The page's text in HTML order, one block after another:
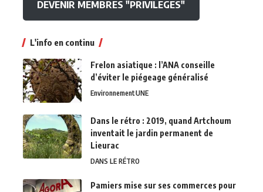
DEVENIR MEMBRES "PRIVILEGES"
L'info en continu
Frelon asiatique : l’ANA conseille
d’éviter le piégeage généralisé
EnvironnementUNE
Dans le rétro : 2019, quand Artchoum
inventait le jardin permanent de
Lieurac
DANS LE RÉTRO
Pamiers mise sur ses commerces pour